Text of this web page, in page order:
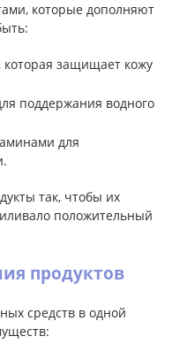
которые дополняют
которая защищает кожу
поддержания водного
для
так, чтобы их
положительный
продуктов
средств в одной